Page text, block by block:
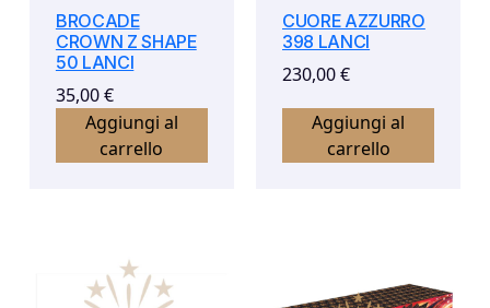
BROCADE
CROWN Z SHAPE
50 LANCI
35,00€
Aggiungi al
carrello
CUORE AZZURRO
398 LANCI
230,00€
Aggiungi al
carrello